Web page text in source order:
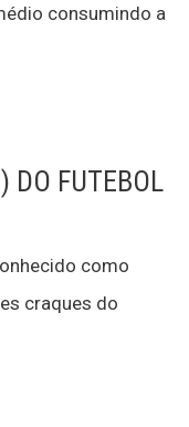
consumindo a
DO FUTEBOL
como
craques do